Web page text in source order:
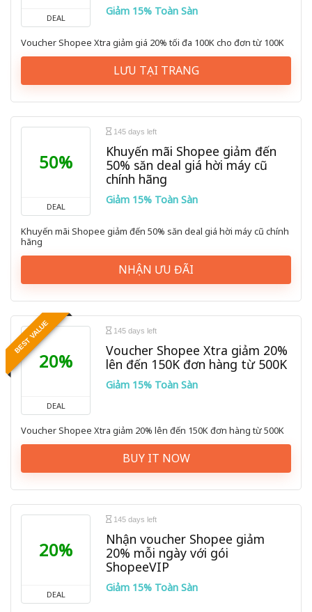
DEAL
Giảm 15% Toàn Sàn
Voucher Shopee Xtra giảm giá 20% tối đa 100K cho đơn từ 100K
LƯU TẠI TRANG
50%
DEAL
145 days left
Khuyến mãi Shopee giảm đến
50% săn deal giá hời máy cũ
chính hãng
Giảm 15% Toàn Sàn
Khuyến mãi Shopee giảm đến 50% săn deal giá hời máy cũ chính
hãng
NHẬN ƯU ĐÃI
BEST VALUE
20%
DEAL
145 days left
Voucher Shopee Xtra giảm 20%
lên đến 150K đơn hàng từ 500K
Giảm 15% Toàn Sàn
Voucher Shopee Xtra giảm 20% lên đến 150K đơn hàng từ 500K
BUY IT NOW
20%
DEAL
145 days left
Nhận voucher Shopee giảm
20% mỗi ngày với gói
ShopeeVIP
Giảm 15% Toàn Sàn